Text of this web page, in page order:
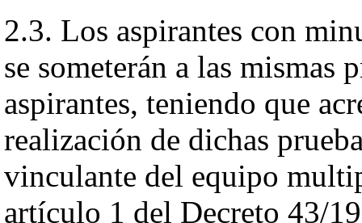
2.3. Los aspirantes con
se someterán a las mismas
aspirantes, teniendo que
realización de dichas
vinculante del equipo
artículo 1 del Decreto 43/